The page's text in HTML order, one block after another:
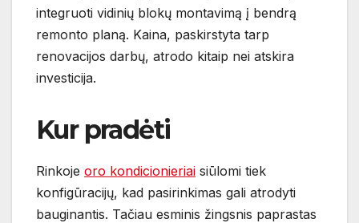
integruoti vidinių blokų montavimą į bendrą
remonto planą. Kaina, paskirstyta tarp
renovacijos darbų, atrodo kitaip nei atskira
investicija.
Kur pradėti
Rinkoje oro kondicionieriai siūlomi tiek
konfigūracijų, kad pasirinkimas gali atrodyti
bauginantis. Tačiau esminis žingsnis paprastas